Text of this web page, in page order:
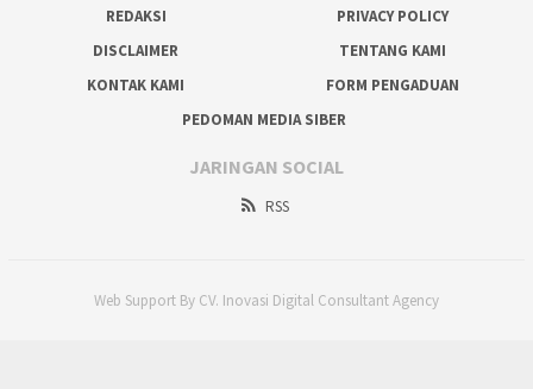
REDAKSI
PRIVACY POLICY
DISCLAIMER
TENTANG KAMI
KONTAK KAMI
FORM PENGADUAN
PEDOMAN MEDIA SIBER
JARINGAN SOCIAL
RSS
Web Support By CV. Inovasi Digital Consultant Agency